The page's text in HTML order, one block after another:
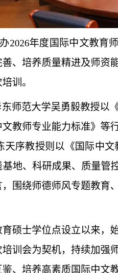
2026年度国际中文教育
、培养质量精进及师
训。
师范大学吴勇毅教授
教师专业能力标准》
序教授则以《国际中
地、科研成果、质量管
围绕师德师风专题教
硕士学位点设立以来
训会为契机，持续加
、培养高素质国际中文